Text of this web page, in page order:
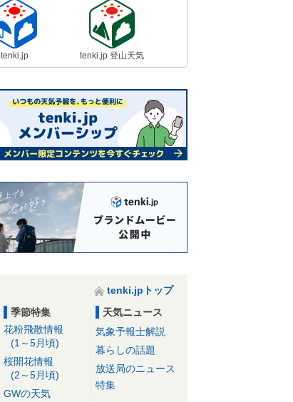
tenki.jp tenki.jp 登山天気
tenki.jpトップ
季節特集
花粉飛散情報
(1～5月頃)
桜開花情報
(2～5月頃)
GWの天気
天気ニュース
気象予報士解説
暮らしの話題
放送局のニュース
特集